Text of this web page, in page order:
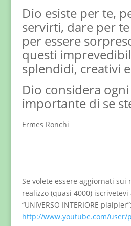
Dio esiste per te,
servirti, dare per
per essere
questi
splendidi, creativi
Dio considera
importante di se
Ermes Ronchi
Se volete essere aggiornati sui
realizzo (quasi 4000)
“UNIVERSO INTERIORE piaipier”:
http://www.youtube.com/user/